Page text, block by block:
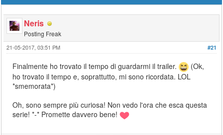
Neris
Posting Freak
#21
21-05-2017, 03:51 PM
Finalmente ho trovato il tempo di guardarmi il trailer.
(Ok,
ho trovato il tempo e, soprattutto, mi sono ricordata. LOL
*smemorata*)
Oh, sono sempre più curiosa! Non vedo l'ora che esca questa
serie! *-* Promette davvero bene!